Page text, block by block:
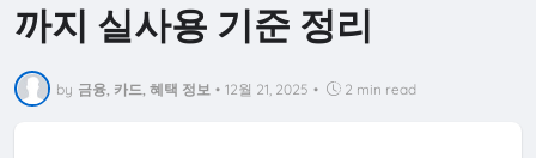
까지 실사용 기준 정리
by 금융, 카드, 혜택 정보 • 12월 21, 2025 • 2 min read